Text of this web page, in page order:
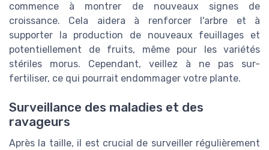
commence à montrer de nouveaux signes de
croissance. Cela aidera à renforcer l'arbre et à
supporter la production de nouveaux feuillages et
potentiellement de fruits, même pour les variétés
stériles morus. Cependant, veillez à ne pas sur-
fertiliser, ce qui pourrait endommager votre plante.
Surveillance des maladies et des
ravageurs
Après la taille, il est crucial de surveiller régulièrement